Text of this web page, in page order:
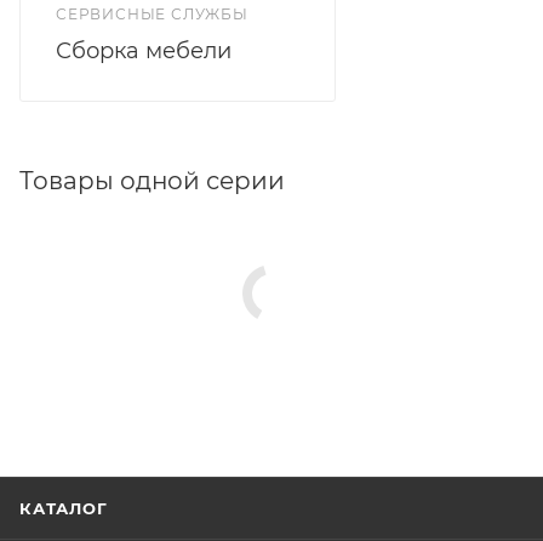
СЕРВИСНЫЕ СЛУЖБЫ
Сборка мебели
Товары одной серии
КАТАЛОГ